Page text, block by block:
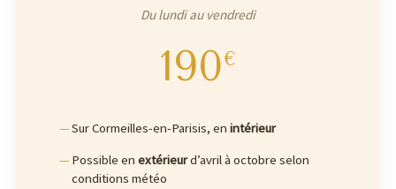
Du lundi au vendredi
190€
Sur Cormeilles-en-Parisis, enintérieur
Possible enextérieurd’avril à octobre selon
conditions météo